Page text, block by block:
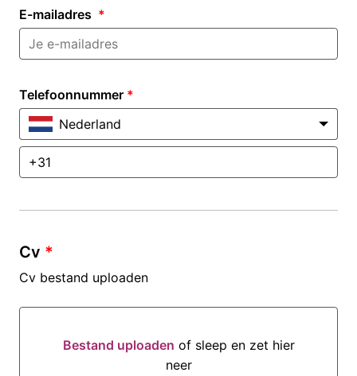
E-mailadres *
Telefoonnummer *
Nederland
Cv *
Cv bestand uploaden
Bestand uploaden of sleep en zet hier
neer